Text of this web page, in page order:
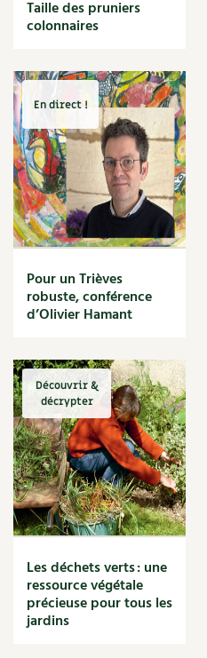
Cuisine saine
Décoration
DIY
Eau
Énergie
Enfants
Expérimentation
Fleur
Jardin bio
Légumes
Légumineuse
Maïs doux
Maison saine
Mare
Marie Chioca
Marmite
Massage
Matériaux
Maux
Méditerranéen
Menace
Mésange
Microflore
Migraine
Mode de culture
Montagne
Taille des pruniers
colonnaires
En direct !
Pour un Trièves
robuste, conférence
d’Olivier Hamant
Découvrir &
décrypter
Les déchets verts : une
ressource végétale
précieuse pour tous les
jardins